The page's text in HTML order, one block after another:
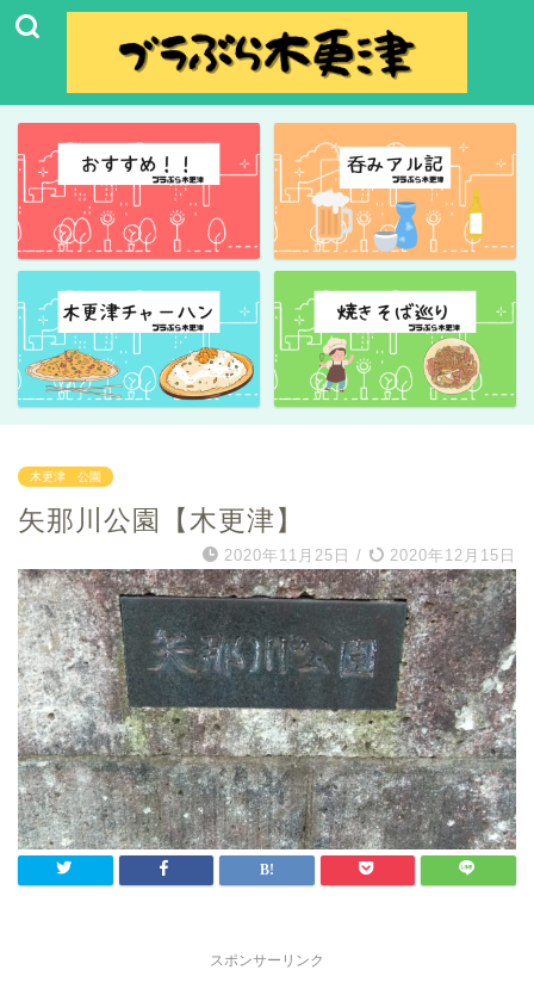
木更津 公園
矢那川公園【木更津】
2020年11月25日 / 2020年12月15日
スポンサーリンク